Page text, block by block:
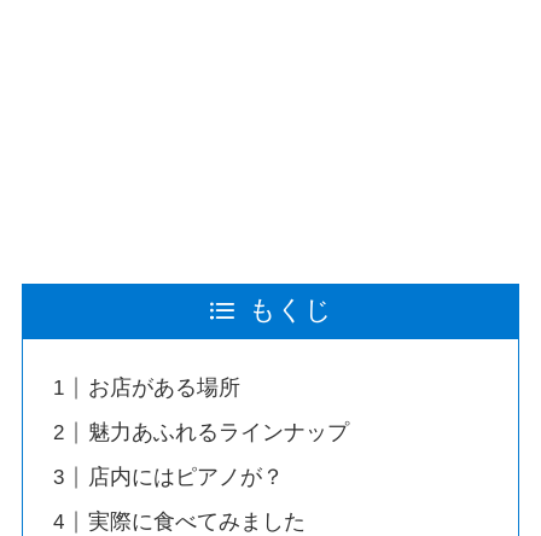
もくじ
お店がある場所
魅力あふれるラインナップ
店内にはピアノが？
実際に食べてみました